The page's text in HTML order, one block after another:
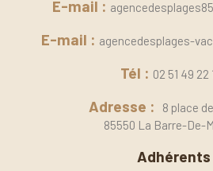
E-mail :
E-mail : agencedesplages-
Tél : 02 51 49 22
Adresse :
8 place
85550 La Barre-De-
Adhérents